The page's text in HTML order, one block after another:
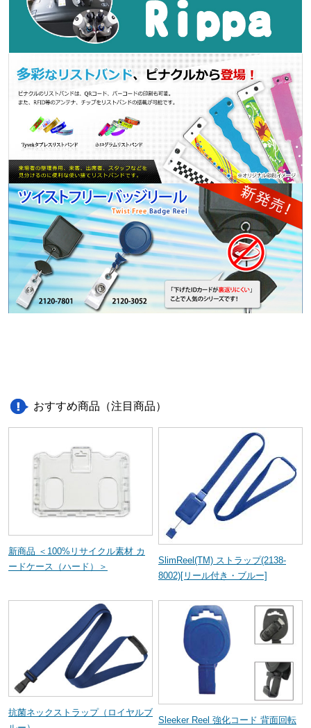
おすすめ商品（注目商品）
新商品 ＜100%リサイクル素材 カ
ードケース（ハード）＞
SlimReel(TM) ストラップ(2138-
8002)[リール付き・ブルー]
抗菌ネックストラップ（ロイヤルブ
Sleeker Reel 強化コード 背面回転